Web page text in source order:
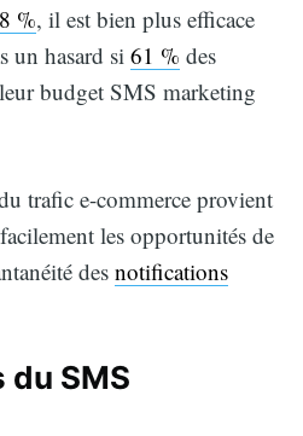
%, il est bien plus efficace
un hasard si 61 % des
budget SMS marketing
trafic e-commerce provient
les opportunités de
des notifications
du SMS